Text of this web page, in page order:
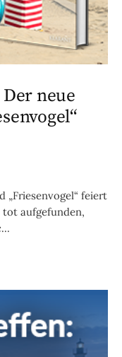
neue
„Friesenvogel“ feiert
aufgefunden,